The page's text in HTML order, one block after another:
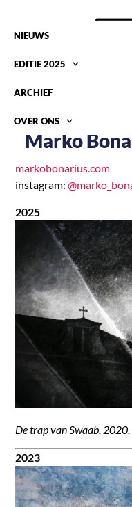
NIEUWS
EDITIE 2025
ARCHIEF
OVER ONS
Marko
markobonarius.com
instagram:
2025
De trap van Swaab,
2023